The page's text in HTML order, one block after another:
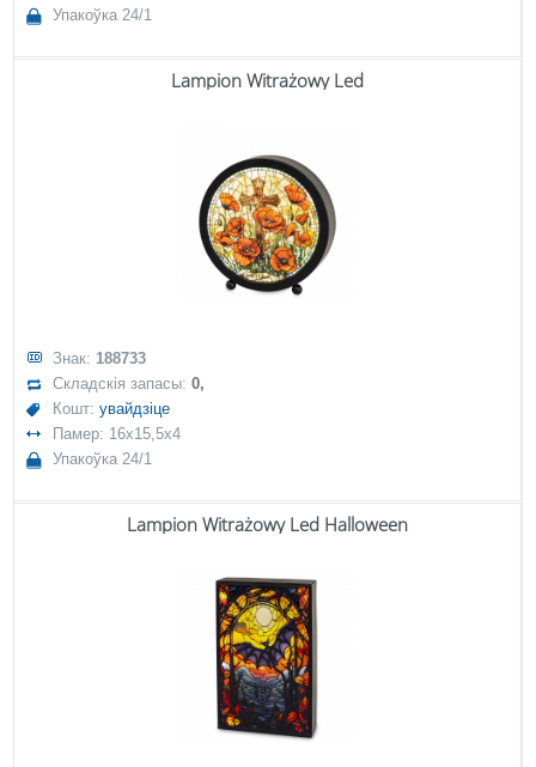
Упакоўка 24/1
Lampion Witrażowy Led
Знак: 188733
Складскія запасы:0,
Кошт:увайдзіце
Памер: 16x15,5x4
Упакоўка 24/1
Lampion Witrażowy Led Halloween